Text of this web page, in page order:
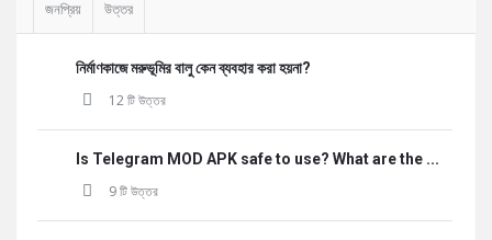
জনপ্রিয় উত্তর
নির্মাণকাজে মরুভূমির বালু কেন ব্যবহার করা হয়না?
12 টি উত্তর
Is Telegram MOD APK safe to use? What are the ...
9 টি উত্তর